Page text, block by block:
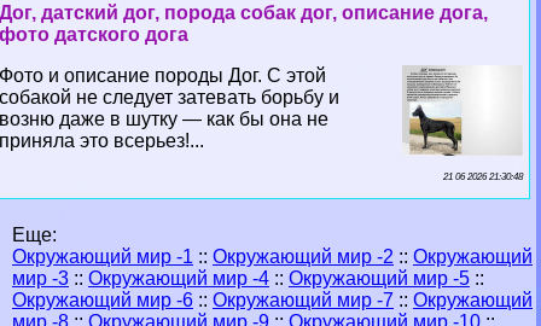
Дог, датский дог, порода собак дог, описание дога,
фото датского дога
Фото и описание породы Дог. С этой
собакой не следует затевать борьбу и
возню даже в шутку — как бы она не
приняла это всерьез!...
21 06 2026 21:30:48
Еще:
Окружающий мир -1 :: Окружающий мир -2 :: Окружающий
мир -3 :: Окружающий мир -4 :: Окружающий мир -5 ::
Окружающий мир -6 :: Окружающий мир -7 :: Окружающий
мир -8 :: Окружающий мир -9 :: Окружающий мир -10 ::